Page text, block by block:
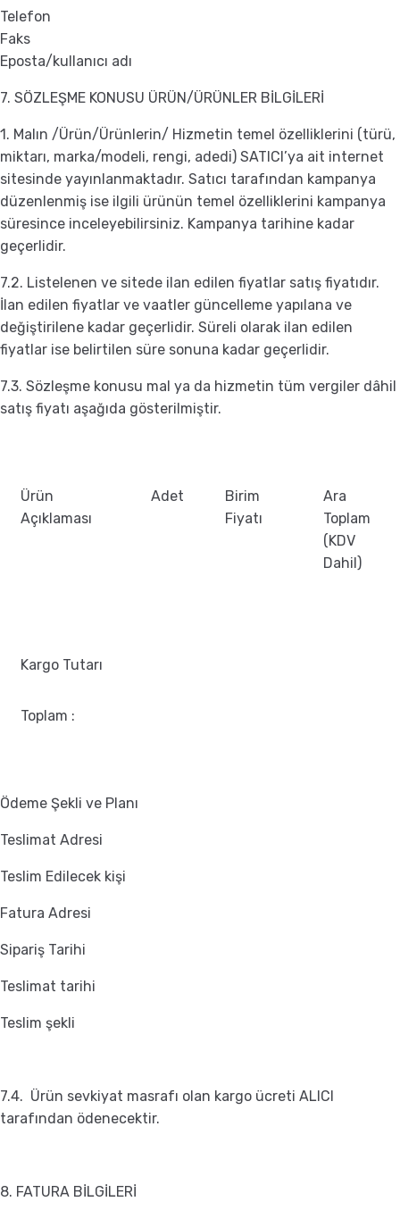
Telefon
Faks
Eposta/kullanıcı adı
7. SÖZLEŞME KONUSU ÜRÜN/ÜRÜNLER BİLGİLERİ
1. Malın /Ürün/Ürünlerin/ Hizmetin temel özelliklerini (türü,
miktarı, marka/modeli, rengi, adedi) SATICI’ya ait internet
sitesinde yayınlanmaktadır. Satıcı tarafından kampanya
düzenlenmiş ise ilgili ürünün temel özelliklerini kampanya
süresince inceleyebilirsiniz. Kampanya tarihine kadar
geçerlidir.
7.2. Listelenen ve sitede ilan edilen fiyatlar satış fiyatıdır.
İlan edilen fiyatlar ve vaatler güncelleme yapılana ve
değiştirilene kadar geçerlidir. Süreli olarak ilan edilen
fiyatlar ise belirtilen süre sonuna kadar geçerlidir.
7.3. Sözleşme konusu mal ya da hizmetin tüm vergiler dâhil
satış fiyatı aşağıda gösterilmiştir.
Ürün
Açıklaması
Adet
Birim
Fiyatı
Ara
Toplam
(KDV
Dahil)
Kargo Tutarı
Toplam :
Ödeme Şekli ve Planı
Teslimat Adresi
Teslim Edilecek kişi
Fatura Adresi
Sipariş Tarihi
Teslimat tarihi
Teslim şekli
7.4. Ürün sevkiyat masrafı olan kargo ücreti ALICI
tarafından ödenecektir.
8. FATURA BİLGİLERİ